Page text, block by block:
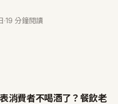
·19 分鐘閱讀
消費者不喝酒了？餐飲老